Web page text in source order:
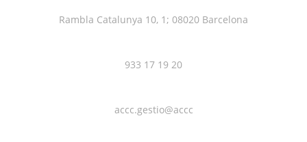
Rambla Catalunya 10, 1; 08020 Barcelona
933 17 19 20
accc.gestio@accc